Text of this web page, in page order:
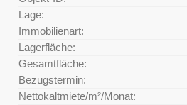
Lage:
Immobilienart:
Lagerfläche:
Gesamtfläche:
Bezugstermin:
Nettokaltmiete/m²/Monat: